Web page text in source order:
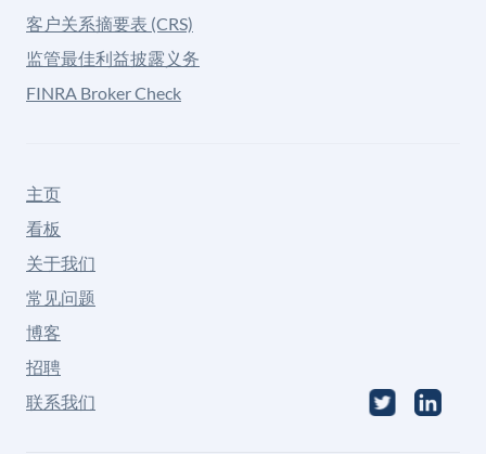
客户关系摘要表 (CRS)
监管最佳利益披露义务
FINRA Broker Check
主页
看板
关于我们
常见问题
博客
招聘
联系我们